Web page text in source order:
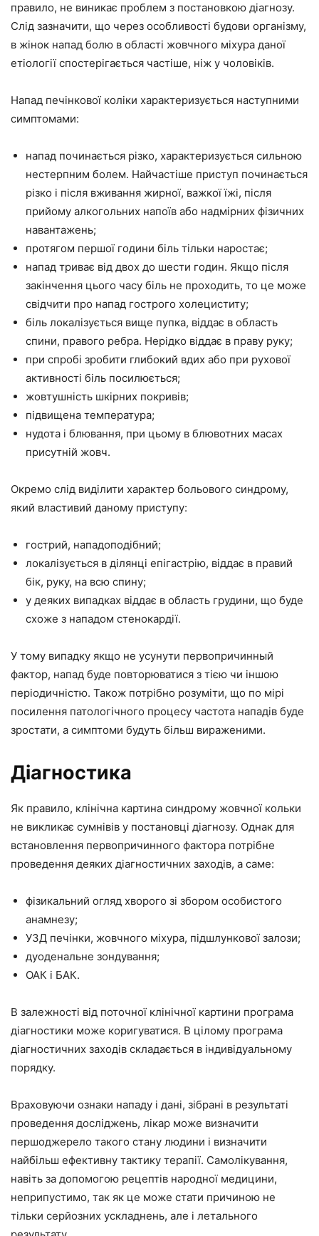
правило, не виникає проблем з постановкою діагнозу.
Слід зазначити, що через особливості будови організму,
в жінок напад болю в області жовчного міхура даної
етіології спостерігається частіше, ніж у чоловіків.
Напад печінкової коліки характеризується наступними
симптомами:
напад починається різко, характеризується сильною
нестерпним болем. Найчастіше приступ починається
різко і після вживання жирної, важкої їжі, після
прийому алкогольних напоїв або надмірних фізичних
навантажень;
протягом першої години біль тільки наростає;
напад триває від двох до шести годин. Якщо після
закінчення цього часу біль не проходить, то це може
свідчити про напад гострого холециститу;
біль локалізується вище пупка, віддає в область
спини, правого ребра. Нерідко віддає в праву руку;
при спробі зробити глибокий вдих або при рухової
активності біль посилюється;
жовтушність шкірних покривів;
підвищена температура;
нудота і блювання, при цьому в блювотних масах
присутній жовч.
Окремо слід виділити характер больового синдрому,
який властивий даному приступу:
гострий, нападоподібний;
локалізується в ділянці епігастрію, віддає в правий
бік, руку, на всю спину;
у деяких випадках віддає в область грудини, що буде
схоже з нападом стенокардії.
У тому випадку якщо не усунути первопричинный
фактор, напад буде повторюватися з тією чи іншою
періодичністю. Також потрібно розуміти, що по мірі
посилення патологічного процесу частота нападів буде
зростати, а симптоми будуть більш вираженими.
Діагностика
Як правило, клінічна картина синдрому жовчної кольки
не викликає сумнівів у постановці діагнозу. Однак для
встановлення первопричинного фактора потрібне
проведення деяких діагностичних заходів, а саме:
фізикальний огляд хворого зі збором особистого
анамнезу;
УЗД печінки, жовчного міхура, підшлункової залози;
дуоденальне зондування;
ОАК і БАК.
В залежності від поточної клінічної картини програма
діагностики може коригуватися. В цілому програма
діагностичних заходів складається в індивідуальному
порядку.
Враховуючи ознаки нападу і дані, зібрані в результаті
проведення досліджень, лікар може визначити
першоджерело такого стану людини і визначити
найбільш ефективну тактику терапії. Самолікування,
навіть за допомогою рецептів народної медицини,
неприпустимо, так як це може стати причиною не
тільки серйозних ускладнень, але і летального